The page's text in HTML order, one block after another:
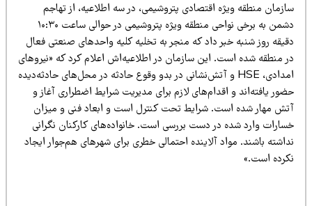
منطقه ویژه اقتصادی پتروشیمی، در سه اطلاعیه، از تهاجم
دشمن به برخی نواحی منطقه ویژه پتروشیمی در حوالی ساعت ۱۰:۳۰
روز شنبه خبر داد که منجر به تخلیه کلیه واحدهای صنعتی فعال
منطقه شده است. این سازمان در اطلاعیه‌اش اعلام کرد که «نیروهای
امدادی، HSE و آتش‌نشانی در بدو وقوع حادثه در محل‌های حادثه‌دیده
یافته‌اند و اقدام‌های لازم برای مدیریت شرایط اضطراری آغاز و
مهار شده است. شرایط تحت کنترل است و ابعاد فنی و میزان
وارد شده در دست بررسی است. خانواده‌های کارکنان نگرانی
باشند. مواد آلاینده احتمالی خطری برای شهرهای هم‌جوار ایجاد
است.»